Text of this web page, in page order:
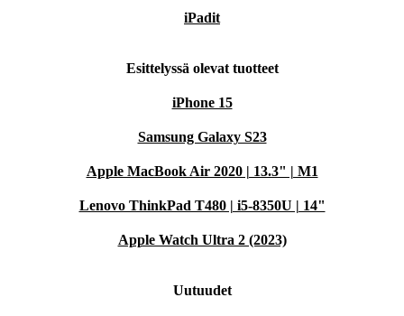
iPadit
Esittelyssä olevat tuotteet
iPhone 15
Samsung Galaxy S23
Apple MacBook Air 2020 | 13.3" | M1
Lenovo ThinkPad T480 | i5-8350U | 14"
Apple Watch Ultra 2 (2023)
Uutuudet